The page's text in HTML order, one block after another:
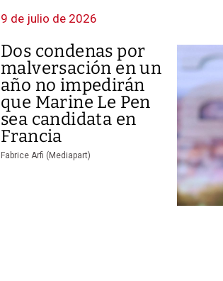
9 de julio de 2026
Dos condenas por
malversación en un
año no impedirán
que Marine Le Pen
sea candidata en
Francia
Fabrice Arfi (Mediapart)